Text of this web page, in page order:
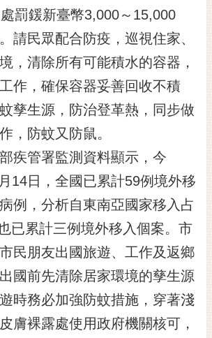
罰鍰新臺幣3,000～15,000
請民眾配合防疫，巡視住家、
，清除所有可能積水的容器，
作，確保容器妥善回收不積
孳生源，防治登革熱，同步做
，防蚊又防鼠。
管署監測資料顯示，今
14日，全國已累計59例境外移
例，分析自東南亞國家移入占
已累計三例境外移入個案。市
民朋友出國旅遊、工作及返鄉
國前先清除居家環境的孳生源
時務必加強防蚊措施，穿著淺
膚裸露處使用政府機關核可，